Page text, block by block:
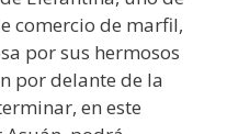
comercio de marfil,
por sus hermosos
por delante de la
en este